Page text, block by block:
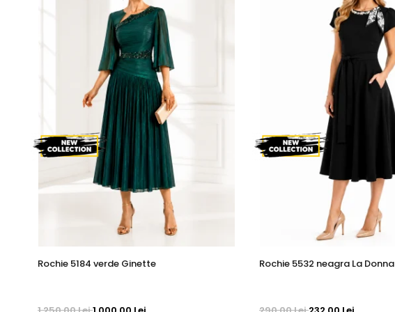
Rochie 5184 verde Ginette Rochie 5532 neagra La Donna